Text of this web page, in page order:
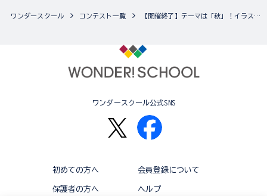
ワンダースクール コンテスト一覧 【開催終了】テーマは「秋」！イラストコンテスト2020♪
ワンダースクール公式SNS
初めての方へ 会員登録について
保護者の方へ ヘルプ